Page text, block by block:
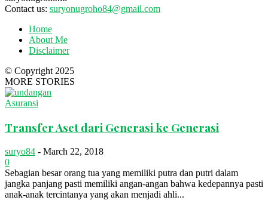
Contact us: suryonugroho84@gmail.com
Home
About Me
Disclaimer
© Copyright 2025
MORE STORIES
Asuransi
Transfer Aset dari Generasi ke Generasi
suryo84 - March 22, 2018
0
Sebagian besar orang tua yang memiliki putra dan putri dalam
jangka panjang pasti memiliki angan-angan bahwa kedepannya pasti
anak-anak tercintanya yang akan menjadi ahli...